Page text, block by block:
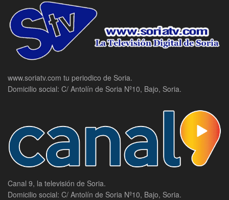
www.soriatv.com tu periodico de Soria.
Domicilio social: C/ Antolín de Soria Nº10, Bajo, Soria.
Canal 9, la televisión de Soria.
Domicilio social: C/ Antolín de Soria Nº10, Bajo, Soria.